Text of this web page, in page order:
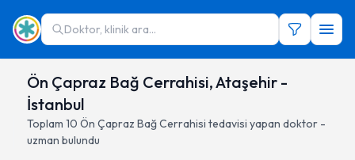
Doktor, klinik ara...
Ön Çapraz Bağ Cerrahisi, Ataşehir -
İstanbul
Toplam 10 Ön Çapraz Bağ Cerrahisi tedavisi yapan doktor -
uzman bulundu